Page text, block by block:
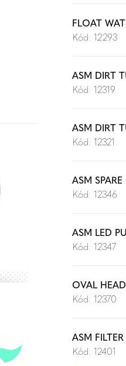
FLOAT
Kód: 12293
ASM DIRT
Kód: 12319
ASM DIRT
Kód: 12321
ASM
Kód: 12346
ASM LED
Kód: 12347
OVAL
Kód: 12370
ASM
Kód: 12401